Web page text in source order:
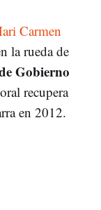
Carmen
la rueda de
Gobierno
recupera
en 2012.